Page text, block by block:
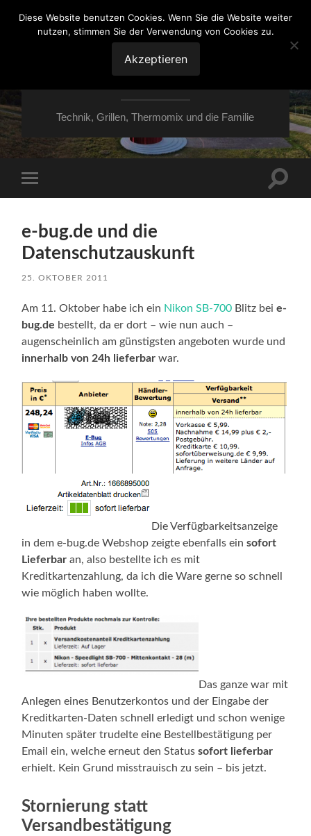
VON ESSEN ÜBER
HESSEN NACH
MOERS
Technik, Grillen, Thermomix und die Familie
Menü
e-bug.de und die
Datenschutzauskunft
25. OKTOBER 2011
Am 11. Oktober habe ich ein Nikon SB-700 Blitz beie-
bug.de bestellt, da er dort – wie nun auch –
augenscheinlich am günstigsten angeboten wurde und
innerhalb von 24h lieferbar war.
Die Verfügbarkeitsanzeige
in dem e-bug.de Webshop zeigte ebenfalls einsofort
Lieferbar an, also bestellte ich es mit
Kreditkartenzahlung, da ich die Ware gerne so schnell
wie möglich haben wollte.
Das ganze war mit
Anlegen eines Benutzerkontos und der Eingabe der
Kreditkarten-Daten schnell erledigt und schon wenige
Minuten später trudelte eine Bestellbestätigung per
Email ein, welche erneut den Statussofort lieferbar
erhielt. Kein Grund misstrauisch zu sein – bis jetzt.
Stornierung statt
Versandbestätigung
Diese Website benutzen Cookies. Wenn Sie die Website weiter
nutzen, stimmen Sie der Verwendung von Cookies zu.
Akzeptieren